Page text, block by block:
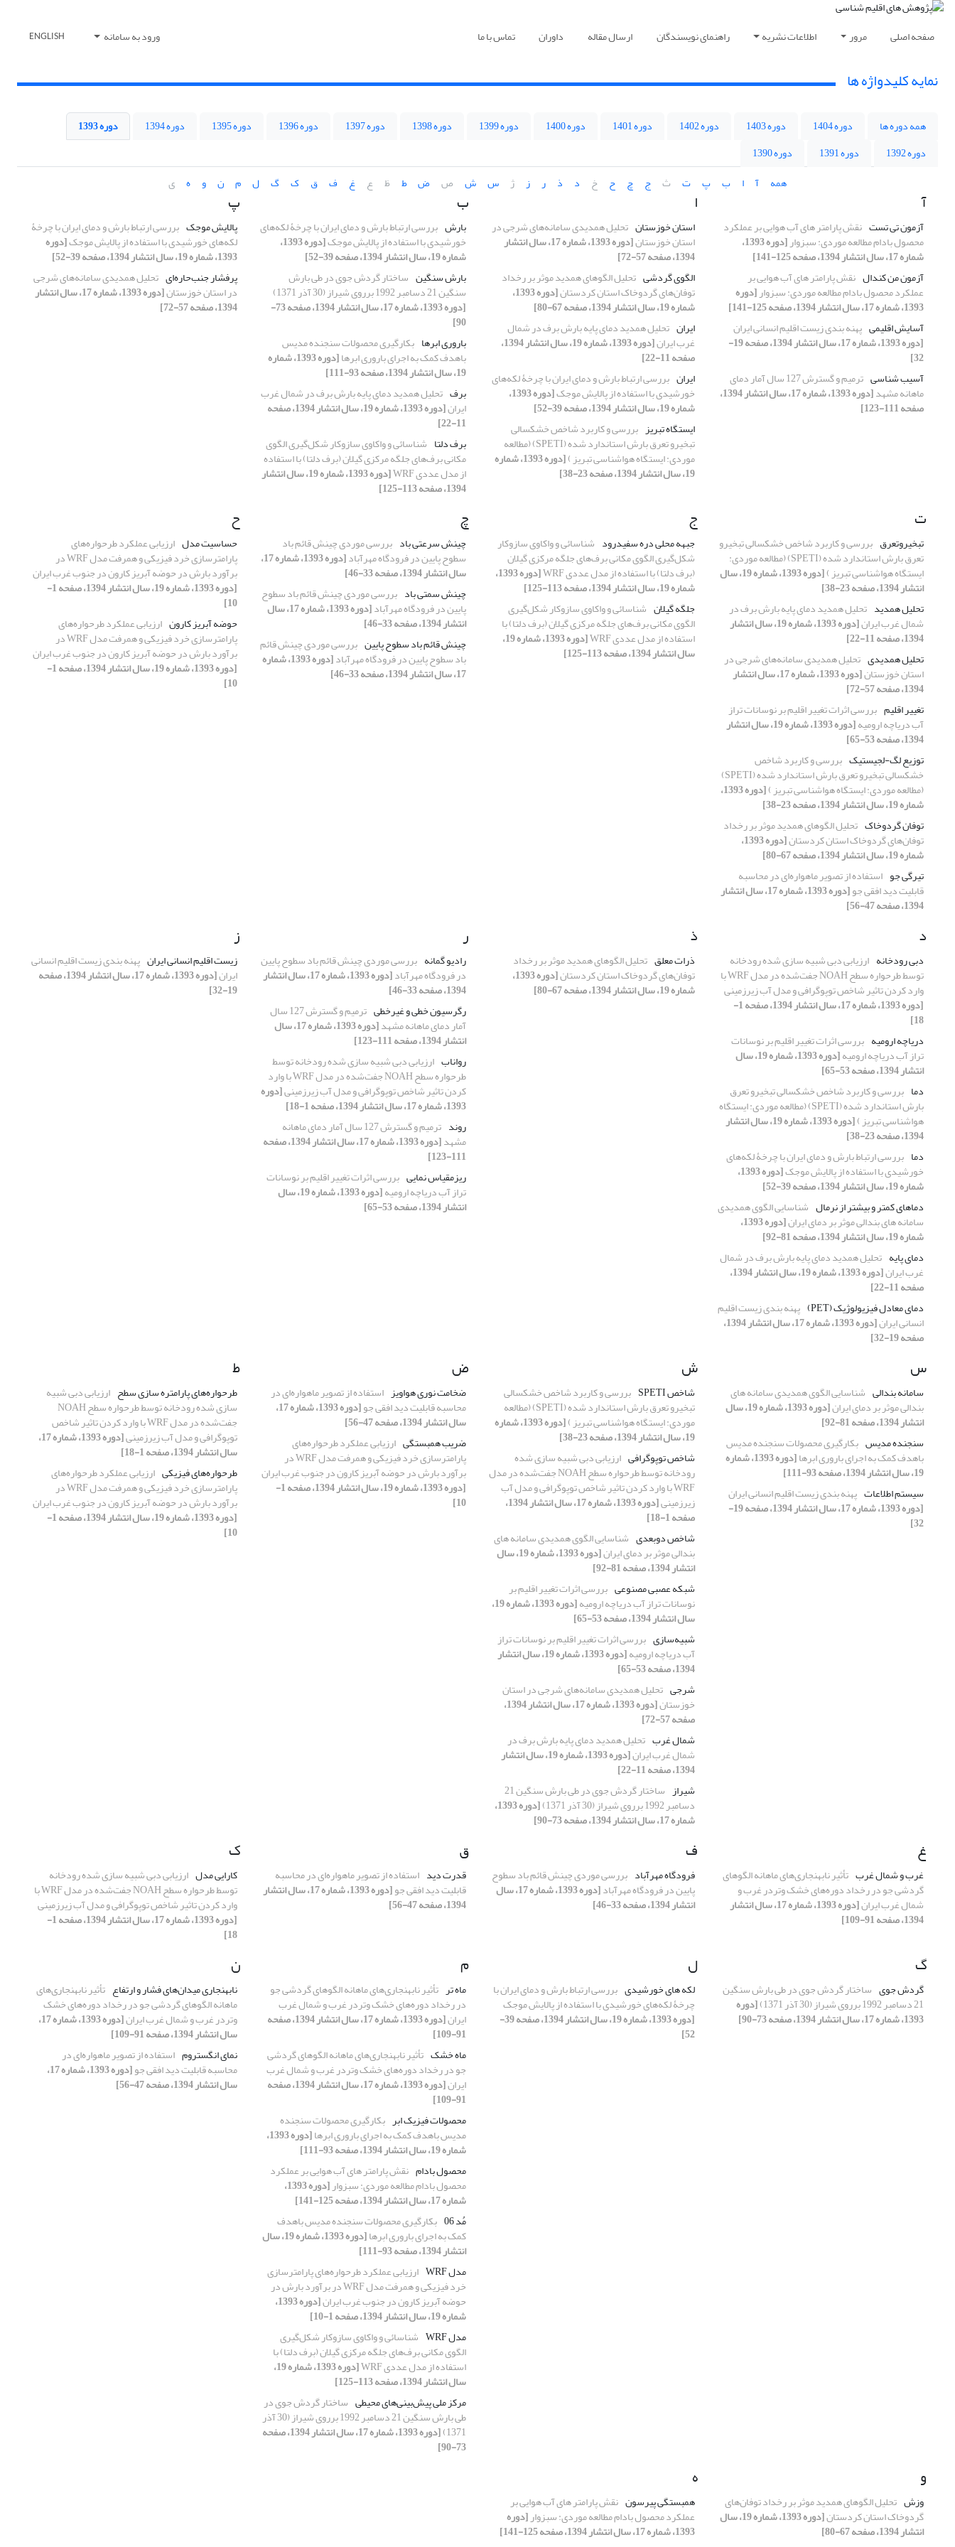
صفحه اصلی مرور اطلاعات نشریه راهنمای نویسندگان ارسال مقاله داوران تماس با ما ورود به سامانه ENGLISH
نمایه کلیدواژه ها
همه دوره ها دوره 1404 دوره 1403 دوره 1402 دوره 1401 دوره 1400 دوره 1399 دوره 1398 دوره 1397 دوره 1396 دوره 1395 دوره 1394
دوره 1393
دوره 1392
دوره 1391
دوره 1390
همه
آ ا ب پ ت ث ج چ ح خ د ذ ر ز ژ س ش ص ض ط ظ ع غ ف ق ک گ ل م ن و ه ی
آ
آزمون تی تست نقش پارامتر های آب هوایی بر عملکرد
محصول بادام مطالعه موردی: سبزوار [دوره 1393،
شماره 17، سال انتشار 1394، صفحه 125-141]
آزمون من کندال نقش پارامتر های آب هوایی بر
عملکرد محصول بادام مطالعه موردی: سبزوار[دوره
1393، شماره 17، سال انتشار 1394، صفحه 125-141]
آسایش اقلیمی پهنه بندی زیست اقلیم انسانی ایران
[دوره 1393، شماره 17، سال انتشار 1394، صفحه 19-
32]
آسیب شناسی
ترمیم و گسترش 127 سال آمار دمای
ماهانه مشهد [دوره 1393، شماره 17، سال انتشار 1394،
صفحه 111-123]
ا
استان خوزستان تحلیل همدیدی سامانه‌های شرجی در
استان خوزستان [دوره 1393، شماره 17، سال انتشار
1394، صفحه 57-72]
الگوی گردشی تحلیل الگوهای همدید موثر بر رخداد
توفان‌های گردوخاک استان کردستان [دوره 1393،
شماره 19، سال انتشار 1394، صفحه 67-80]
ایران تحلیل همدید دمای پایه بارش برف در شمال
غرب ایران [دوره 1393، شماره 19، سال انتشار 1394،
صفحه 11-22]
ایران بررسی ارتباط بارش و دمای ایران با چرخۀ لکه‌های
خورشیدی با استفاده از پالایش موجک [دوره 1393،
شماره 19، سال انتشار 1394، صفحه 39-52]
ایستگاه تبریز بررسی و کاربرد شاخص خشکسالی
تبخیرو تعرق بارش استاندارد شده (SPETI) (مطالعه
موردی: ایستگاه هواشناسی تبریز ) [دوره 1393، شماره
19، سال انتشار 1394، صفحه 23-38]
ب
بارش بررسی ارتباط بارش و دمای ایران با چرخۀ لکه‌های
خورشیدی با استفاده از پالایش موجک [دوره 1393،
شماره 19، سال انتشار 1394، صفحه 39-52]
بارش سنگین ساختار گردش جوی در طی بارش
سنگین 21 دسامبر 1992 برروی شیراز (30 آذر 1371)
[دوره 1393، شماره 17، سال انتشار 1394، صفحه 73-
90]
باروری ابرها بکارگیری محصولات سنجنده مدیس
باهدف کمک به اجرای باروری ابرها [دوره 1393، شماره
19، سال انتشار 1394، صفحه 93-111]
برف تحلیل همدید دمای پایه بارش برف در شمال غرب
ایران [دوره 1393، شماره 19، سال انتشار 1394، صفحه
11-22]
برف دلتا شناسائی و واکاوی سازوکار شکل‌گیری الگوی
مکانی برف‌های جلگه مرکزی گیلان (برف دلتا) با استفاده
از مدل عددی WRF [دوره 1393، شماره 19، سال انتشار
1394، صفحه 113-125]
پ
پالایش موجک بررسی ارتباط بارش و دمای ایران با چرخۀ
لکه‌های خورشیدی با استفاده از پالایش موجک[دوره
1393، شماره 19، سال انتشار 1394، صفحه 39-52]
پرفشار جنب‌حاره‌ای تحلیل همدیدی سامانه‌های شرجی
در استان خوزستان [دوره 1393، شماره 17، سال انتشار
1394، صفحه 57-72]
ت
تبخیروتعرق بررسی و کاربرد شاخص خشکسالی تبخیرو
تعرق بارش استاندارد شده (SPETI) (مطالعه موردی:
ایستگاه هواشناسی تبریز ) [دوره 1393، شماره 19، سال
انتشار 1394، صفحه 23-38]
تحلیل همدید تحلیل همدید دمای پایه بارش برف در
شمال غرب ایران [دوره 1393، شماره 19، سال انتشار
1394، صفحه 11-22]
تحلیل همدیدی تحلیل همدیدی سامانه‌های شرجی در
استان خوزستان [دوره 1393، شماره 17، سال انتشار
1394، صفحه 57-72]
تغییر اقلیم بررسی اثرات تغییر اقلیم بر نوسانات تراز
آب دریاچه ارومیه [دوره 1393، شماره 19، سال انتشار
1394، صفحه 53-65]
توزیع لگ-لجیستیک بررسی و کاربرد شاخص
خشکسالی تبخیرو تعرق بارش استاندارد شده (SPETI)
(مطالعه موردی: ایستگاه هواشناسی تبریز ) [دوره 1393،
شماره 19، سال انتشار 1394، صفحه 23-38]
توفان گردوخاک تحلیل الگوهای همدید موثر بر رخداد
توفان‌های گردوخاک استان کردستان [دوره 1393،
شماره 19، سال انتشار 1394، صفحه 67-80]
تیرگی جو استفاده از تصویر ماهواره‌ای در محاسبه
قابلیت دید افقی جو [دوره 1393، شماره 17، سال انتشار
1394، صفحه 47-56]
ج
جبهه محلی دره سفیدرود شناسائی و واکاوی سازوکار
شکل‌گیری الگوی مکانی برف‌های جلگه مرکزی گیلان
(برف دلتا) با استفاده از مدل عددی WRF [دوره 1393،
شماره 19، سال انتشار 1394، صفحه 113-125]
جلگه گیلان شناسائی و واکاوی سازوکار شکل‌گیری
الگوی مکانی برف‌های جلگه مرکزی گیلان (برف دلتا) با
استفاده از مدل عددی WRF [دوره 1393، شماره 19،
سال انتشار 1394، صفحه 113-125]
چ
چینش سرعتی باد بررسی موردی چینش قائم باد
سطوح پایین در فرودگاه مهرآباد [دوره 1393، شماره 17،
سال انتشار 1394، صفحه 33-46]
چینش سمتی باد بررسی موردی چینش قائم باد سطوح
پایین در فرودگاه مهرآباد [دوره 1393، شماره 17، سال
انتشار 1394، صفحه 33-46]
چینش قائم باد سطوح پایین بررسی موردی چینش قائم
باد سطوح پایین در فرودگاه مهرآباد [دوره 1393، شماره
17، سال انتشار 1394، صفحه 33-46]
ح
حساسیت مدل ارزیابی عملکرد طرحواره‌های
پارامترسازی خرد فیزیکی و همرفت مدل WRF در
برآورد بارش در حوضه آبریز کارون در جنوب غرب ایران
[دوره 1393، شماره 19، سال انتشار 1394، صفحه 1-
10]
حوضه آبریز کارون ارزیابی عملکرد طرحواره‌های
پارامترسازی خرد فیزیکی و همرفت مدل WRF در
برآورد بارش در حوضه آبریز کارون در جنوب غرب ایران
[دوره 1393، شماره 19، سال انتشار 1394، صفحه 1-
10]
د
دبی رودخانه ارزیابی دبی شبیه سازی شده رودخانه
توسط طرحواره سطح NOAH جفت‌شده در مدل WRF با
وارد کردن تاثیر شاخص توپوگرافی و مدل آب زیرزمینی
[دوره 1393، شماره 17، سال انتشار 1394، صفحه 1-
18]
دریاچه ارومیه بررسی اثرات تغییر اقلیم بر نوسانات
تراز آب دریاچه ارومیه [دوره 1393، شماره 19، سال
انتشار 1394، صفحه 53-65]
دما بررسی و کاربرد شاخص خشکسالی تبخیرو تعرق
بارش استاندارد شده (SPETI) (مطالعه موردی: ایستگاه
هواشناسی تبریز ) [دوره 1393، شماره 19، سال انتشار
1394، صفحه 23-38]
دما بررسی ارتباط بارش و دمای ایران با چرخۀ لکه‌های
خورشیدی با استفاده از پالایش موجک [دوره 1393،
شماره 19، سال انتشار 1394، صفحه 39-52]
دماهای کمتر و بیشتر از نرمال شناسایی الگوی همدیدی
سامانه های بندالی موثر بر دمای ایران [دوره 1393،
شماره 19، سال انتشار 1394، صفحه 81-92]
دمای پایه تحلیل همدید دمای پایه بارش برف در شمال
غرب ایران [دوره 1393، شماره 19، سال انتشار 1394،
صفحه 11-22]
دمای معادل فیزیولوژیک (PET)
پهنه بندی زیست اقلیم
انسانی ایران [دوره 1393، شماره 17، سال انتشار 1394،
صفحه 19-32]
ذ
ذرات معلق تحلیل الگوهای همدید موثر بر رخداد
توفان‌های گردوخاک استان کردستان [دوره 1393،
شماره 19، سال انتشار 1394، صفحه 67-80]
ر
رادیو گمانه بررسی موردی چینش قائم باد سطوح پایین
در فرودگاه مهرآباد [دوره 1393، شماره 17، سال انتشار
1394، صفحه 33-46]
رگرسیون خطی و غیرخطی
ترمیم و گسترش 127 سال
آمار دمای ماهانه مشهد [دوره 1393، شماره 17، سال
انتشار 1394، صفحه 111-123]
رواناب ارزیابی دبی شبیه سازی شده رودخانه توسط
طرحواره سطح NOAH جفت‌شده در مدل WRF با وارد
کردن تاثیر شاخص توپوگرافی و مدل آب زیرزمینی[دوره
1393، شماره 17، سال انتشار 1394، صفحه 1-18]
روند
ترمیم و گسترش 127 سال آمار دمای ماهانه
مشهد [دوره 1393، شماره 17، سال انتشار 1394، صفحه
111-123]
ریزمقیاس نمایی بررسی اثرات تغییر اقلیم بر نوسانات
تراز آب دریاچه ارومیه [دوره 1393، شماره 19، سال
انتشار 1394، صفحه 53-65]
ز
زیست اقلیم انسانی ایران پهنه بندی زیست اقلیم انسانی
ایران [دوره 1393، شماره 17، سال انتشار 1394، صفحه
19-32]
س
سامانه بندالی شناسایی الگوی همدیدی سامانه های
بندالی موثر بر دمای ایران [دوره 1393، شماره 19، سال
انتشار 1394، صفحه 81-92]
سنجنده مدیس بکارگیری محصولات سنجنده مدیس
باهدف کمک به اجرای باروری ابرها [دوره 1393، شماره
19، سال انتشار 1394، صفحه 93-111]
سیستم اطلاعات پهنه بندی زیست اقلیم انسانی ایران
[دوره 1393، شماره 17، سال انتشار 1394، صفحه 19-
32]
ش
شاخص SPETI بررسی و کاربرد شاخص خشکسالی
تبخیرو تعرق بارش استاندارد شده (SPETI) (مطالعه
موردی: ایستگاه هواشناسی تبریز ) [دوره 1393، شماره
19، سال انتشار 1394، صفحه 23-38]
شاخص توپوگرافی ارزیابی دبی شبیه سازی شده
رودخانه توسط طرحواره سطح NOAH جفت‌شده در مدل
WRF با وارد کردن تاثیر شاخص توپوگرافی و مدل آب
زیرزمینی [دوره 1393، شماره 17، سال انتشار 1394،
صفحه 1-18]
شاخص دوبعدی شناسایی الگوی همدیدی سامانه های
بندالی موثر بر دمای ایران [دوره 1393، شماره 19، سال
انتشار 1394، صفحه 81-92]
شبکه عصبی مصنوعی بررسی اثرات تغییر اقلیم بر
نوسانات تراز آب دریاچه ارومیه [دوره 1393، شماره 19،
سال انتشار 1394، صفحه 53-65]
شبیه‌سازی بررسی اثرات تغییر اقلیم بر نوسانات تراز
آب دریاچه ارومیه [دوره 1393، شماره 19، سال انتشار
1394، صفحه 53-65]
شرجی تحلیل همدیدی سامانه‌های شرجی در استان
خوزستان [دوره 1393، شماره 17، سال انتشار 1394،
صفحه 57-72]
شمال غرب تحلیل همدید دمای پایه بارش برف در
شمال غرب ایران [دوره 1393، شماره 19، سال انتشار
1394، صفحه 11-22]
شیراز
ساختار گردش جوی در طی بارش سنگین 21
دسامبر 1992 برروی شیراز (30 آذر 1371) [دوره 1393،
شماره 17، سال انتشار 1394، صفحه 73-90]
ض
ضخامت نوری هواویز استفاده از تصویر ماهواره‌ای در
محاسبه قابلیت دید افقی جو [دوره 1393، شماره 17،
سال انتشار 1394، صفحه 47-56]
ضریب همبستگی ارزیابی عملکرد طرحواره‌های
پارامترسازی خرد فیزیکی و همرفت مدل WRF در
برآورد بارش در حوضه آبریز کارون در جنوب غرب ایران
[دوره 1393، شماره 19، سال انتشار 1394، صفحه 1-
10]
ط
طرحواره‌های پارامتره سازی سطح ارزیابی دبی شبیه
سازی شده رودخانه توسط طرحواره سطح NOAH
جفت‌شده در مدل WRF با وارد کردن تاثیر شاخص
توپوگرافی و مدل آب زیرزمینی [دوره 1393، شماره 17،
سال انتشار 1394، صفحه 1-18]
طرحواره‌های فیزیکی ارزیابی عملکرد طرحواره‌های
پارامترسازی خرد فیزیکی و همرفت مدل WRF در
برآورد بارش در حوضه آبریز کارون در جنوب غرب ایران
[دوره 1393، شماره 19، سال انتشار 1394، صفحه 1-
10]
غ
غرب و شمال غرب تأثیر نابهنجاری‌های ماهانه الگوهای
گردشی جو در رخداد دوره‌های خشک وتردر غرب و
شمال غرب ایران [دوره 1393، شماره 17، سال انتشار
1394، صفحه 91-109]
ف
فرودگاه مهرآباد بررسی موردی چینش قائم باد سطوح
پایین در فرودگاه مهرآباد [دوره 1393، شماره 17، سال
انتشار 1394، صفحه 33-46]
ق
قدرت دید استفاده از تصویر ماهواره‌ای در محاسبه
قابلیت دید افقی جو [دوره 1393، شماره 17، سال انتشار
1394، صفحه 47-56]
ک
کارایی مدل ارزیابی دبی شبیه سازی شده رودخانه
توسط طرحواره سطح NOAH جفت‌شده در مدل WRF با
وارد کردن تاثیر شاخص توپوگرافی و مدل آب زیرزمینی
[دوره 1393، شماره 17، سال انتشار 1394، صفحه 1-
18]
گ
گردش جوی ساختار گردش جوی در طی بارش سنگین
21 دسامبر 1992 برروی شیراز (30 آذر 1371) [دوره
1393، شماره 17، سال انتشار 1394، صفحه 73-90]
ل
لکه ­های خورشیدی بررسی ارتباط بارش و دمای ایران با
چرخۀ لکه‌های خورشیدی با استفاده از پالایش موجک
[دوره 1393، شماره 19، سال انتشار 1394، صفحه 39-
52]
م
ماه تر تأثیر نابهنجاری‌های ماهانه الگوهای گردشی جو
در رخداد دوره‌های خشک وتردر غرب و شمال غرب
ایران [دوره 1393، شماره 17، سال انتشار 1394، صفحه
91-109]
ماه خشک تأثیر نابهنجاری‌های ماهانه الگوهای گردشی
جو در رخداد دوره‌های خشک وتردر غرب و شمال غرب
ایران [دوره 1393، شماره 17، سال انتشار 1394، صفحه
91-109]
محصولات فیزیک ابر بکارگیری محصولات سنجنده
مدیس باهدف کمک به اجرای باروری ابرها [دوره 1393،
شماره 19، سال انتشار 1394، صفحه 93-111]
محصول بادام نقش پارامتر های آب هوایی بر عملکرد
محصول بادام مطالعه موردی: سبزوار [دوره 1393،
شماره 17، سال انتشار 1394، صفحه 125-141]
مُد 06
بکارگیری محصولات سنجنده مدیس باهدف
کمک به اجرای باروری ابرها [دوره 1393، شماره 19، سال
انتشار 1394، صفحه 93-111]
مدل WRF
ارزیابی عملکرد طرحواره‌های پارامترسازی
خرد فیزیکی و همرفت مدل WRF در برآورد بارش در
حوضه آبریز کارون در جنوب غرب ایران [دوره 1393،
شماره 19، سال انتشار 1394، صفحه 1-10]
مدل WRF
شناسائی و واکاوی سازوکار شکل‌گیری
الگوی مکانی برف‌های جلگه مرکزی گیلان (برف دلتا) با
استفاده از مدل عددی WRF [دوره 1393، شماره 19،
سال انتشار 1394، صفحه 113-125]
مرکز ملی پیش‌بینی‌های محیطی ساختار گردش جوی در
طی بارش سنگین 21 دسامبر 1992 برروی شیراز (30 آذر
1371) [دوره 1393، شماره 17، سال انتشار 1394، صفحه
73-90]
ن
نابهنجاری‌ میدان‌های فشار و ارتفاع تأثیر نابهنجاری‌های
ماهانه الگوهای گردشی جو در رخداد دوره‌های خشک
وتردر غرب و شمال غرب ایران [دوره 1393، شماره 17،
سال انتشار 1394، صفحه 91-109]
نمای انگستروم استفاده از تصویر ماهواره‌ای در
محاسبه قابلیت دید افقی جو [دوره 1393، شماره 17،
سال انتشار 1394، صفحه 47-56]
و
وزش تحلیل الگوهای همدید موثر بر رخداد توفان‌های
گردوخاک استان کردستان [دوره 1393، شماره 19، سال
انتشار 1394، صفحه 67-80]
ه
همبستگی پیرسون نقش پارامتر های آب هوایی بر
عملکرد محصول بادام مطالعه موردی: سبزوار[دوره
1393، شماره 17، سال انتشار 1394، صفحه 125-141]